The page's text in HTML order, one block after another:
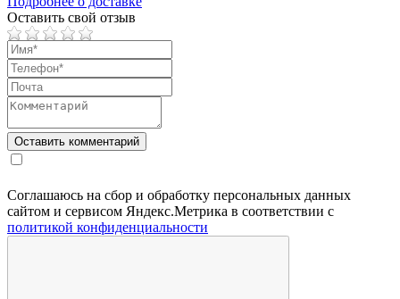
Оставить свой отзыв
Соглашаюсь на сбор и обработку персональных данных
сайтом и сервисом Яндекс.Метрика в соответствии с
политикой конфиденциальности